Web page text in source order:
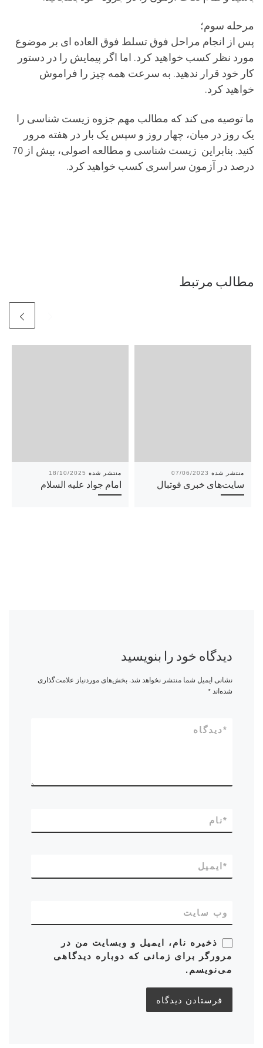
مرحله سوم؛
پس از انجام مراحل فوق تسلط فوق العاده ای بر موضوع
مورد نظر کسب خواهید کرد. اما اگر پیمایش را در دستور
کار خود قرار ندهید. به سرعت همه چیز را فراموش
خواهید کرد.
ما توصیه می کند که مطالب مهم جزوه زیست شناسی را
یک روز در میان، چهار روز و سپس یک بار در هفته مرور
کنید. بنابراین زیست شناسی و مطالعه اصولی، بیش از 70
درصد در آزمون سراسری کسب خواهید کرد.
مطالب مرتبط
18/10/2025
امام جواد علیه السلام
07/06/2023
سایت‌های خبری فوتبال
دیدگاه خود را بنویسید
نشانی ایمیل شما منتشر نخواهد شد. بخش‌های موردنیاز علامت‌گذاری
شده‌اند*
دیدگاه*
نام*
ایمیل *
وب‌ سایت
ذخیره نام، ایمیل و وبسایت من در
مرورگر برای زمانی که دوباره دیدگاهی
می‌نویسم.